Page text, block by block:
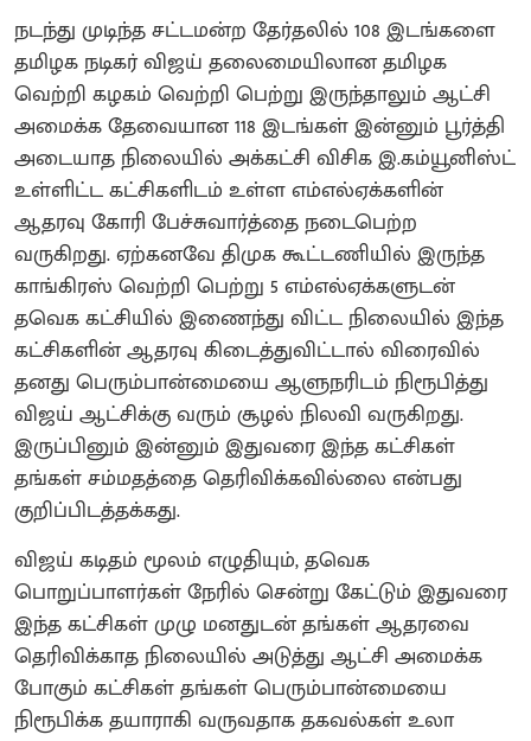
நடந்து முடிந்த சட்டமன்ற தேர்தலில் 108 இடங்களை
தமிழக நடிகர் விஜய் தலைமையிலான தமிழக
வெற்றி கழகம் வெற்றி பெற்று இருந்தாலும் ஆட்சி
அமைக்க தேவையான 118 இடங்கள் இன்னும் பூர்த்தி
அடையாத நிலையில் அக்கட்சி விசிக இ.கம்யூனிஸ்ட்
உள்ளிட்ட கட்சிகளிடம் உள்ள எம்எல்ஏக்களின்
ஆதரவு கோரி பேச்சுவார்த்தை நடைபெற்ற
வருகிறது. ஏற்கனவே திமுக கூட்டணியில் இருந்த
காங்கிரஸ் வெற்றி பெற்று 5 எம்எல்ஏக்களுடன்
தவெக கட்சியில் இணைந்து விட்ட நிலையில் இந்த
கட்சிகளின் ஆதரவு கிடைத்துவிட்டால் விரைவில்
தனது பெரும்பான்மையை ஆளுநரிடம் நிரூபித்து
விஜய் ஆட்சிக்கு வரும் சூழல் நிலவி வருகிறது.
இருப்பினும் இன்னும் இதுவரை இந்த கட்சிகள்
தங்கள் சம்மதத்தை தெரிவிக்கவில்லை என்பது
குறிப்பிடத்தக்கது.
விஜய் கடிதம் மூலம் எழுதியும், தவெக
பொறுப்பாளர்கள் நேரில் சென்று கேட்டும் இதுவரை
இந்த கட்சிகள் முழு மனதுடன் தங்கள் ஆதரவை
தெரிவிக்காத நிலையில் அடுத்து ஆட்சி அமைக்க
போகும் கட்சிகள் தங்கள் பெரும்பான்மையை
நிரூபிக்க தயாராகி வருவதாக தகவல்கள் உலா